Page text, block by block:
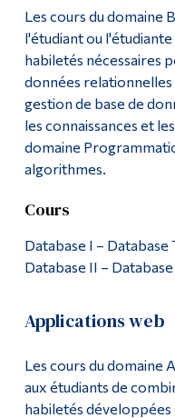
Les cours du domaine
l'étudiant ou l'étudiante
habiletés nécessaires
données
gestion de base de
les connaissances et
domaine
algorithmes.
Cours
Database I – Database
Database II –
Applications web
Les cours du
aux étudiants de
habiletés développées